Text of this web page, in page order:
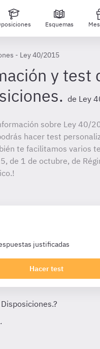
Esquemas
- Ley 40/2015
y test
de Ley
sobre Ley 40/
hacer test
te facilitamos varios
de 1 de octubre, de
justificadas
Hacer test